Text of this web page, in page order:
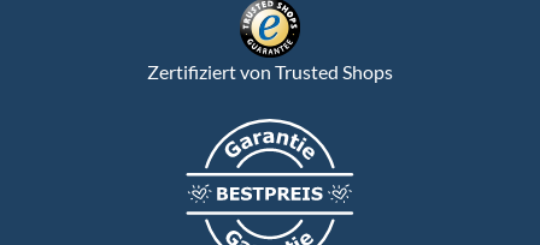
Zertifiziert von Trusted Shops